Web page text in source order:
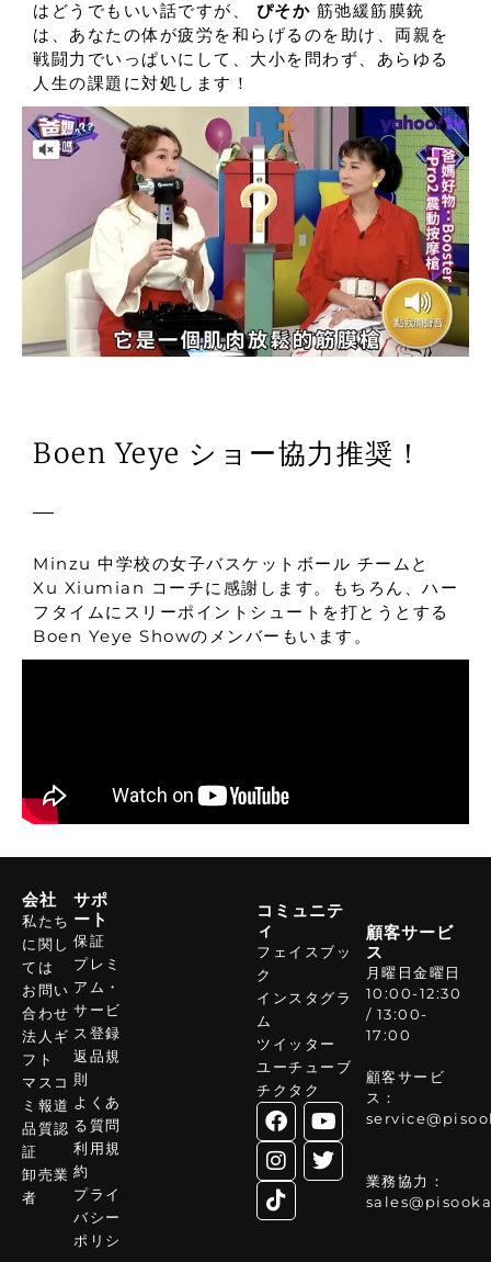
はどうでもいい話ですが、 ぴそか 筋弛緩筋膜銃
は、あなたの体が疲労を和らげるのを助け、両親を
戦闘力でいっぱいにして、大小を問わず、あらゆる
人生の課題に対処します！
Boen Yeye ショー協力推奨！
Minzu 中学校の女子バスケットボール チームと
Xu Xiumian コーチに感謝します。もちろん、ハー
フタイムにスリーポイントシュートを打とうとする
Boen Yeye Showのメンバーもいます。
会社
私たち
に関し
ては
お問い
合わせ
法人ギ
フト
マスコ
ミ報道
品質認
証
卸売業
者
サポ
ート
保証
プレミ
アム・
サービ
ス登録
返品規
則
よくあ
る質問
利用規
約
プライ
バシー
ポリシ
コミュニテ
ィ
フェイスブッ
ク
インスタグラ
ム
ツイッター
ユーチューブ
チクタク
顧客サービ
ス
月曜日金曜日
10:00-12:30
/ 13:00-
17:00
顧客サービ
ス：
業務協力：